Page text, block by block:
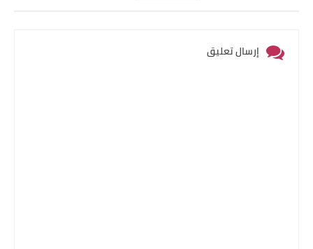
إرسال تعليق